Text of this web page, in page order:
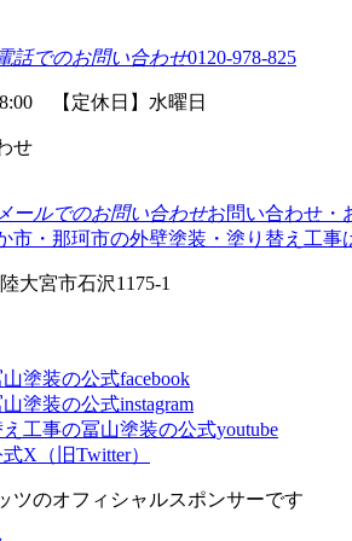
0120-978-825
【定休日】水曜日
せ
お問い合わせ・
大宮市石沢1175-1
ツのオフィシャルスポンサーです